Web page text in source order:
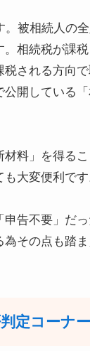
被相続人の
相続税が課
される方向
開している
料」を得る
大変便利です
告不要」だ
その点も踏
定コーナー